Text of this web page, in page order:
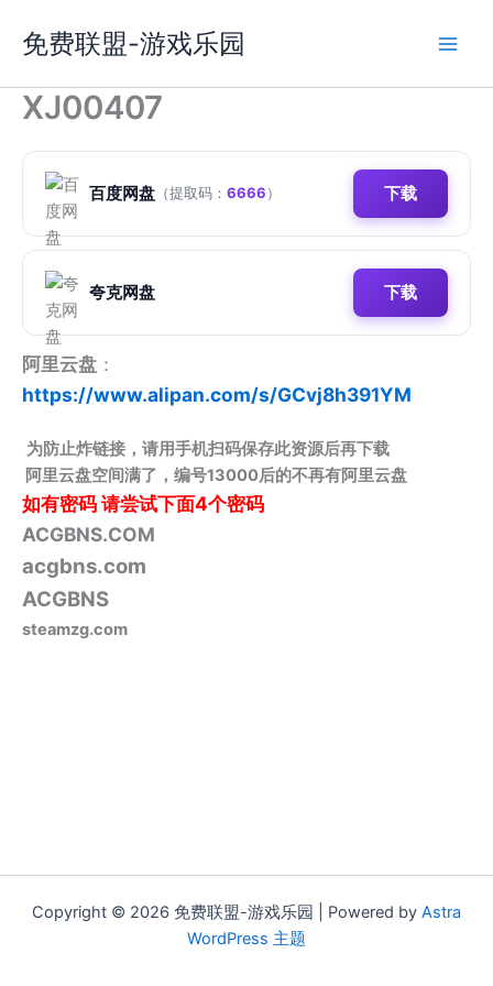
容
免费联盟-游戏乐园
XJ00407
百度网盘 （提取码： 6666） 下载
夸克网盘 下载
阿里云盘 ：
https://www.alipan.com/s/GCvj8h391YM
为防止炸链接，请用手机扫码保存此资源后再下载
阿里云盘空间满了，编号13000后的不再有阿里云盘
如有密码请尝试下面4个密码
ACGBNS.COM
acgbns.com
ACGBNS
steamzg.com
Copyright © 2026 免费联盟-游戏乐园 | Powered by Astra
WordPress 主题